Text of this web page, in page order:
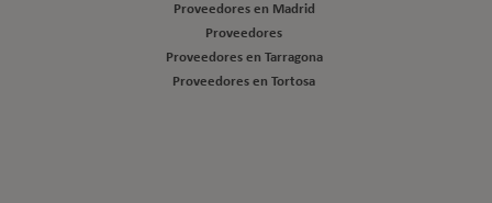
Proveedores en Madrid
Proveedores
Proveedores en Tarragona
Proveedores en Tortosa